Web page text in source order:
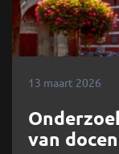
13 maart 2026
van